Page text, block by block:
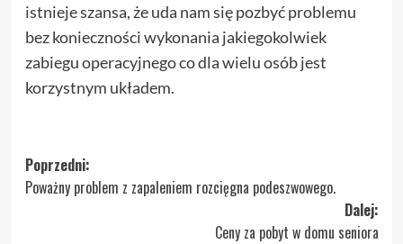
istnieje szansa, że uda nam się pozbyć problemu
bez konieczności wykonania jakiegokolwiek
zabiegu operacyjnego co dla wielu osób jest
korzystnym układem.
Zobacz
wpisy
Poprzedni:
Poważny problem z zapaleniem rozcięgna podeszwowego.
Dalej:
Ceny za pobyt w domu seniora